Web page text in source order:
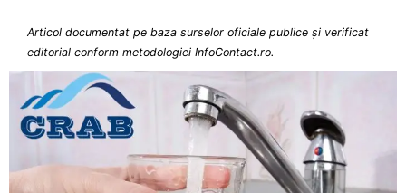
Articol documentat pe baza surselor oficiale publice și verificat
editorial conform metodologiei InfoContact.ro.